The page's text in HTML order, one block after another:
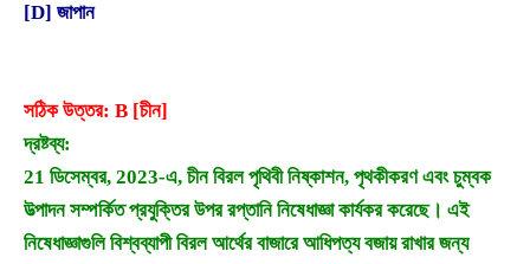
[D] জাপান
সঠিক উত্তর: B [চীন]
দ্রষ্টব্য:
21 ডিসেম্বর, 2023-এ, চীন বিরল পৃথিবী নিষ্কাশন, পৃথকীকরণ এবং চুম্বক
উত্পাদন সম্পর্কিত প্রযুক্তির উপর রপ্তানি নিষেধাজ্ঞা কার্যকর করেছে। এই
নিষেধাজ্ঞাগুলি বিশ্বব্যাপী বিরল আর্থের বাজারে আধিপত্য বজায় রাখার জন্য